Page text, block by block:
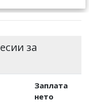
за
Заплата
нето